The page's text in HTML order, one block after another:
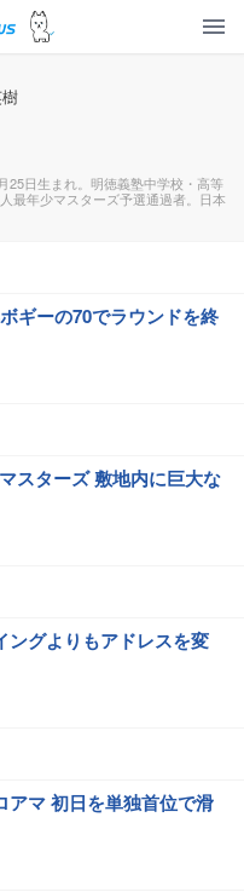
25日生まれ。明徳義塾中学校・高等
最年少マスターズ予選通過者。日本
ギーの70でラウンドを終
スターズ 敷地内に巨大な
ングよりもアドレスを変
マ 初日を単独首位で滑